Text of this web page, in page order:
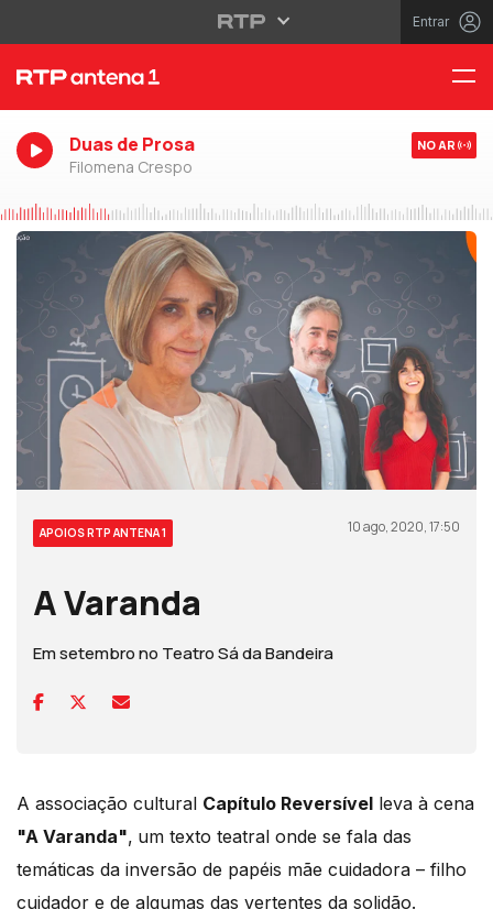
Entrar
Duas de Prosa
Filomena Crespo
NO AR
APOIOS RTP ANTENA 1 10 ago, 2020, 17:50
A Varanda
Em setembro no Teatro Sá da Bandeira
A associação cultural Capítulo Reversível leva à cena
"A Varanda", um texto teatral onde se fala das
temáticas da inversão de papéis mãe cuidadora – filho
cuidador e de algumas das vertentes da solidão.